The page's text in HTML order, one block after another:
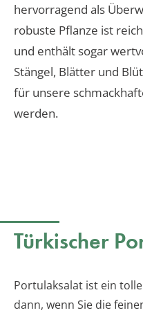
hervorragend als
robuste Pflanze ist
und enthält sogar
Stängel, Blätter und
für unsere
werden.
Türkischer
Portulaksalat ist ein
dann, wenn Sie die